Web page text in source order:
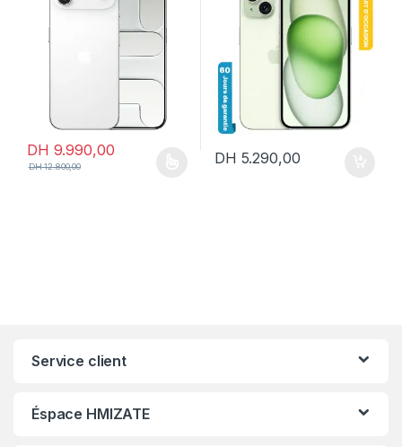
DH 9.990,00
DH12.800,00
Ce produit a plusieurs variations. Les options peuvent être
DH 5.290,00
Service client
Éspace HMIZATE